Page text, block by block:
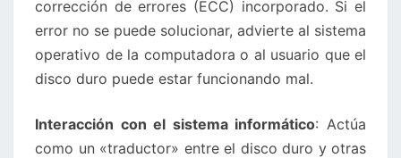
corrección de errores (ECC) incorporado. Si el
error no se puede solucionar, advierte al sistema
operativo de la computadora o al usuario que el
disco duro puede estar funcionando mal.
Interacción con el sistema informático: Actúa
como un «traductor» entre el disco duro y otras